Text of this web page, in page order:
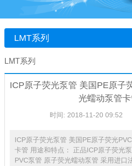
LMT系列
LMT系列
ICP原子荧光泵管 美国PE原子
光蠕动泵管
时间: 2018-11-20 09:52
ICP原子荧光泵管 美国PE原子荧光
卡管 用途和特点： 正品ICP原子荧光
PVC泵管 原子荧光蠕动泵管 采用进口